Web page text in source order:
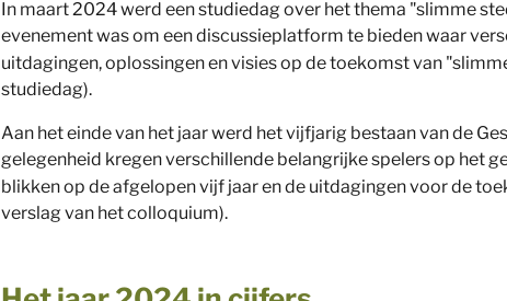
In maart 2024 werd een studiedag over het thema "slimme
evenement was om een discussieplatform te bieden waar
uitdagingen, oplossingen en visies op de toekomst van
studiedag).
Aan het einde van het jaar werd het vijfjarig bestaan van de
gelegenheid kregen verschillende belangrijke spelers op het
blikken op de afgelopen vijf jaar en de uitdagingen voor de
verslag van het colloquium).